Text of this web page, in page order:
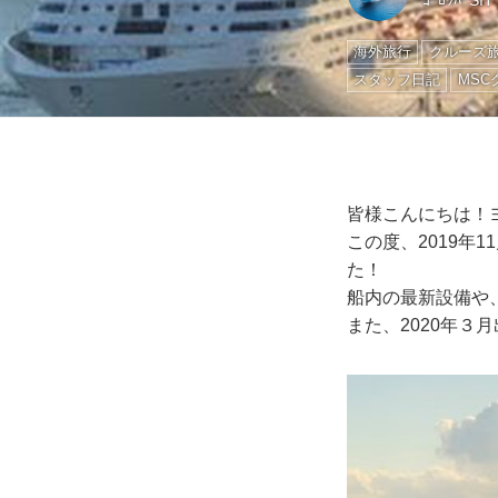
海外旅行
クルーズ
スタッフ日記
MSC
皆様こんにちは！
この度、2019年
た！
船内の最新設備や
また、2020年３